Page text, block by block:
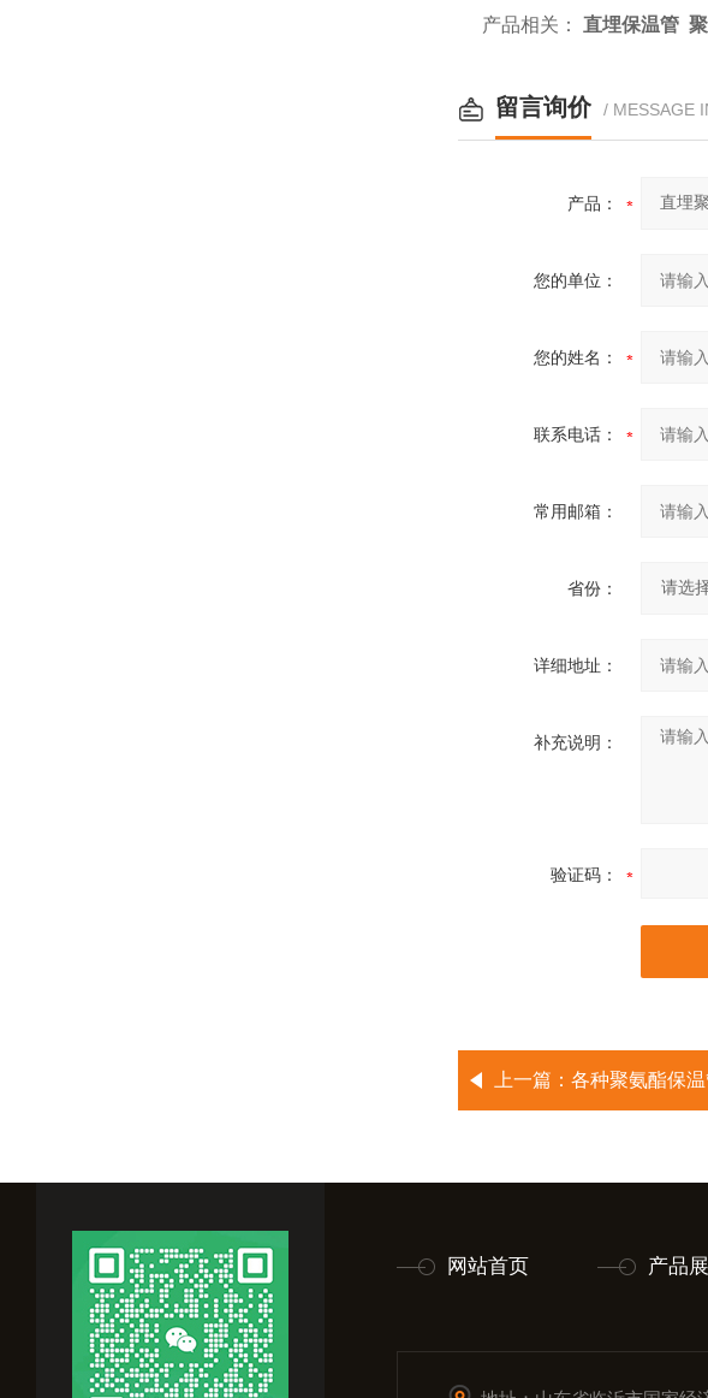
产品相关：
直埋保温管
留言询价 / MESSAGE
产品：
您的单位：
您的姓名：
联系电话：
常用邮箱：
省份：
详细地址：
补充说明：
验证码：
上一篇： 各种聚氨酯保
网站首页 产品